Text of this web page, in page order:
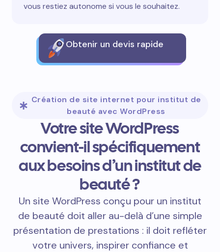
vous restiez autonome si vous le souhaitez.
Obtenir un devis rapide
Création de site internet pour institut de
beauté avec WordPress
Votre site WordPress
convient-il spécifiquement
aux besoins d’un institut de
beauté ?
Un site WordPress conçu pour un institut
de beauté doit aller au-delà d’une simple
présentation de prestations : il doit refléter
votre univers, inspirer confiance et